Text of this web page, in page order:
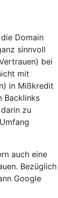
Domain
sinnvoll
bei
mit
in Mißkredit
Backlinks
zu
auch eine
Bezüglich
Google